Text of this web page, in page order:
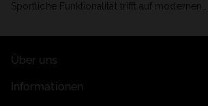
Sportliche Funktionalität trifft auf modernen
Über uns
Informationen